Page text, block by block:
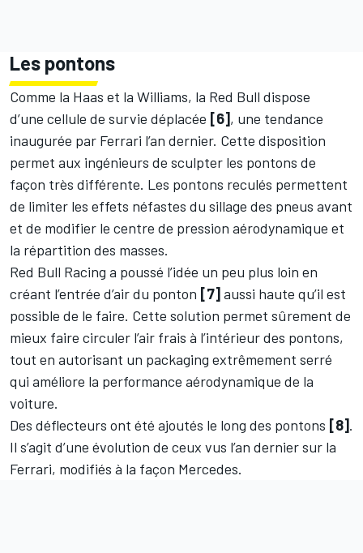
Les pontons
Comme la Haas et la Williams, la Red Bull dispose
d’une cellule de survie déplacée [6], une tendance
inaugurée par Ferrari l’an dernier. Cette disposition
permet aux ingénieurs de sculpter les pontons de
façon très différente. Les pontons reculés permettent
de limiter les effets néfastes du sillage des pneus avant
et de modifier le centre de pression aérodynamique et
la répartition des masses.
Red Bull Racing a poussé l’idée un peu plus loin en
créant l’entrée d’air du ponton [7] aussi haute qu’il est
possible de le faire. Cette solution permet sûrement de
mieux faire circuler l’air frais à l’intérieur des pontons,
tout en autorisant un packaging extrêmement serré
qui améliore la performance aérodynamique de la
voiture.
Des déflecteurs ont été ajoutés le long des pontons [8].
Il s’agit d’une évolution de ceux vus l’an dernier sur la
Ferrari, modifiés à la façon Mercedes.